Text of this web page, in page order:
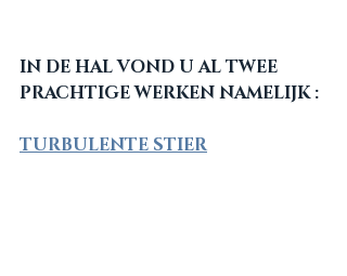
IN DE HAL VOND U AL TWEE
PRACHTIGE WERKEN NAMELIJK :
TURBULENTE STIER